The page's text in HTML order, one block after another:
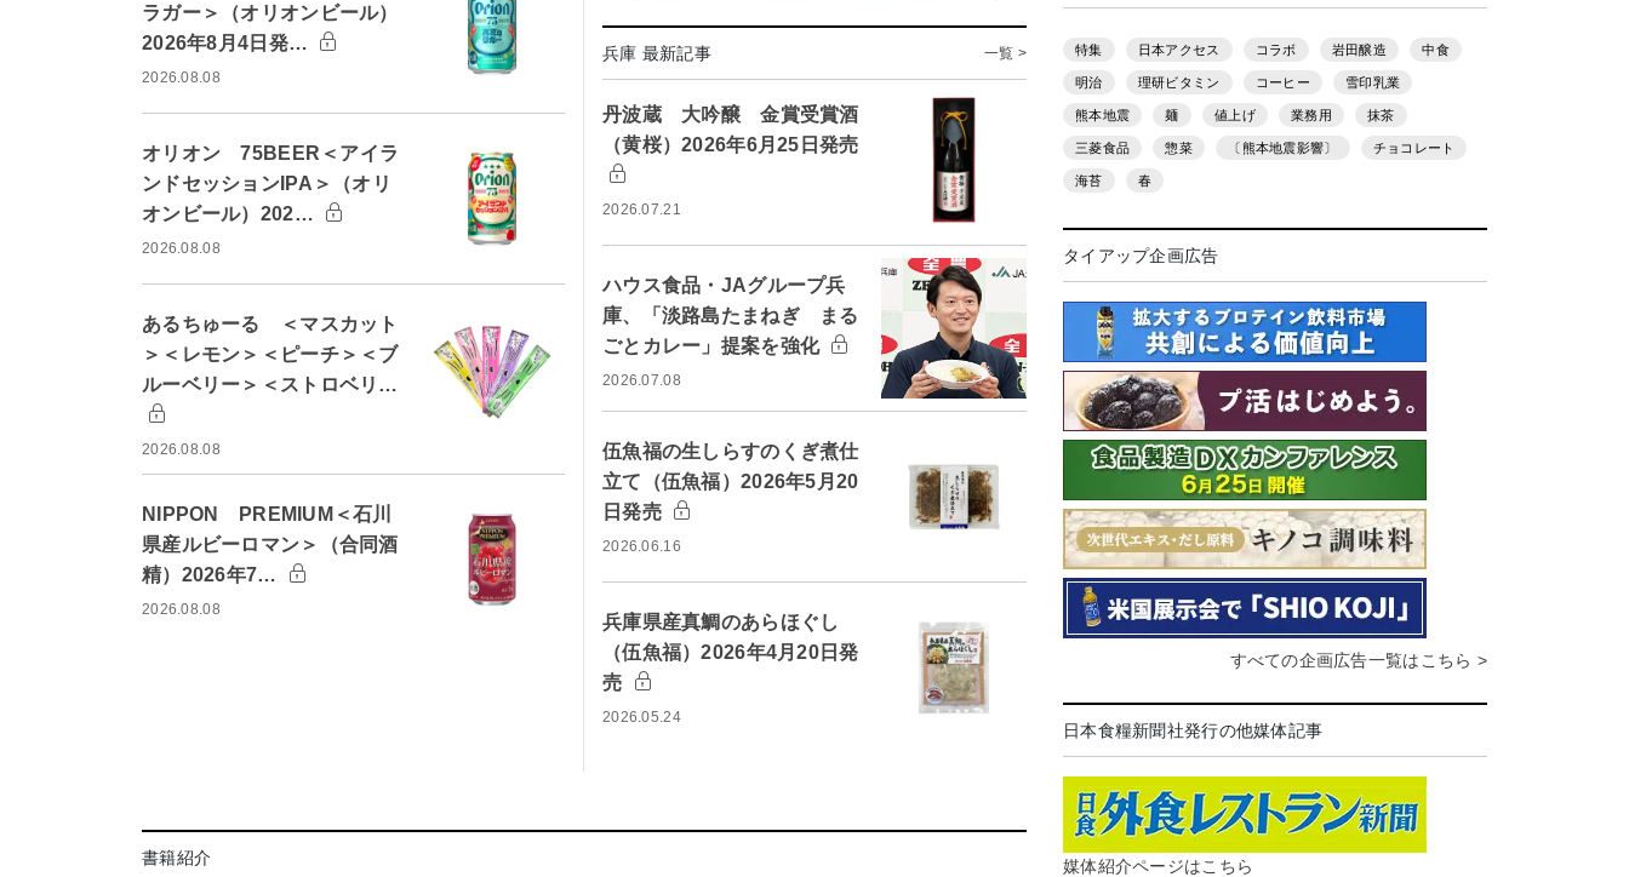
ラガー＞（オリオンビール）
2026年8月4日発…
2026.08.08
オリオン 75BEER＜アイラ
ンドセッションIPA＞（オリ
オンビール）202…
2026.08.08
あるちゅーる ＜マスカット
＞＜レモン＞＜ピーチ＞＜ブ
ルーベリー＞＜ストロベリ…
2026.08.08
NIPPON PREMIUM＜石川
県産ルビーロマン＞（合同酒
精）2026年7…
2026.08.08
兵庫 最新記事 一覧 >
丹波蔵 大吟醸 金賞受賞酒
（黄桜）2026年6月25日発売
2026.07.21
ハウス食品・JAグループ兵
庫、「淡路島たまねぎ まる
ごとカレー」提案を強化
2026.07.08
伍魚福の生しらすのくぎ煮仕
立て（伍魚福）2026年5月20
日発売
2026.06.16
兵庫県産真鯛のあらほぐし
（伍魚福）2026年4月20日発
売
2026.05.24
書籍紹介
特集 日本アクセス コラボ 岩田醸造 中食
明治 理研ビタミン コーヒー 雪印乳業
熊本地震 麺 値上げ 業務用 抹茶
三菱食品 惣菜 〔熊本地震影響〕 チョコレート
海苔 春
タイアップ企画広告
すべての企画広告一覧はこちら >
日本食糧新聞社発行の他媒体記事
媒体紹介ページはこちら